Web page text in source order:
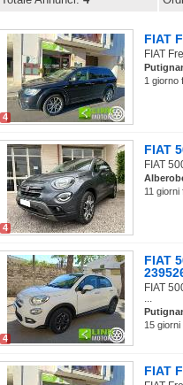
4
FIAT
FIAT
1 giorno
4
FIAT
FIAT
11
4
FIAT
FIAT
...
15
FIAT